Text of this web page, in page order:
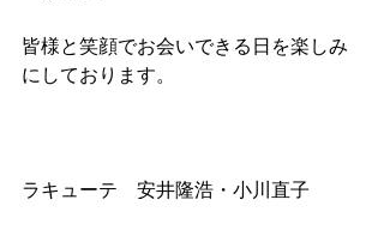
皆様と笑顔でお会いできる日を楽しみ
にしております。
ラキューテ　安井隆浩・小川直子